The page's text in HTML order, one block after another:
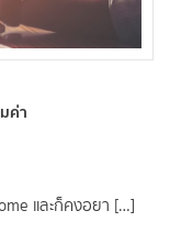
ค่า
และก็คงอยา […]